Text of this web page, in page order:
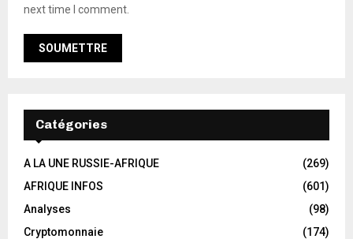
next time I comment.
Catégories
A LA UNE RUSSIE-AFRIQUE
(269)
AFRIQUE INFOS
(601)
Analyses
(98)
Cryptomonnaie
(174)